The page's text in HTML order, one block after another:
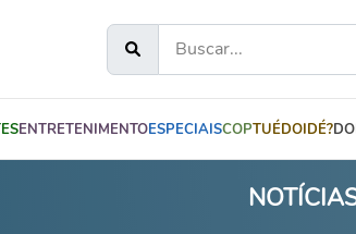
ENTRETENIMENTOESPECIAISCOPTUÉDOIDÉ?